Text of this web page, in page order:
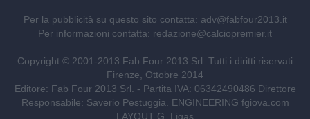
Per la pubblicità su questo sito contatta: adv@fabfour2013.it
Per informazioni contatta: redazione@calciopremier.it
Copyright © 2001-2013 Fab Four 2013 Srl. Tutti i diritti riservati
Firenze, Ottobre 2014
Editore: Fab Four 2013 Srl. - Partita IVA: 06342490486 Direttore
Responsabile: Saverio Pestuggia. ENGINEERING fgiova.com
LAYOUT G. Ligas